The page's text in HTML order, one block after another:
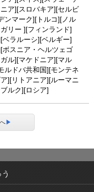
ア][スロバキア][セルビ
ンマーク][トルコ][ノル
リー ][フィンランド]
ベラルーシ][ベルギー]
ボスニア・ヘルツェゴ
ル][マケドニア][マル
ルドバ共和国][モンテネ
][リトアニア][ルーマニ
ルク][ロシア]
▶